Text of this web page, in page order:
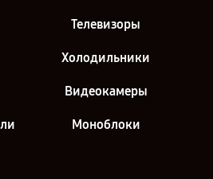
Телевизоры
Холодильники
Видеокамеры
Моноблоки